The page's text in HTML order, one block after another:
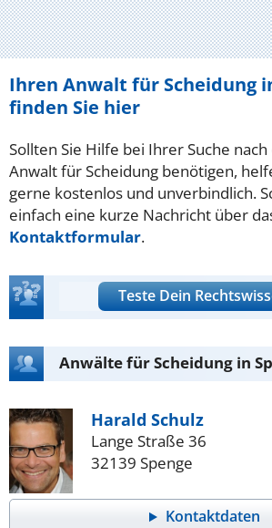
Ihren Anwalt für Scheidung
finden Sie hier
Sollten Sie Hilfe bei Ihrer Suche
Anwalt für Scheidung benötigen,
gerne kostenlos und unverbindlich.
einfach eine kurze Nachricht über
Kontaktformular.
Teste Dein
Anwälte für Scheidung in
Harald Schulz
Lange Straße 36
32139 Spenge
Kontaktdaten